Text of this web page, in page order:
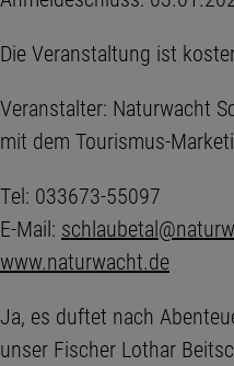
Die Veranstaltung ist
Veranstalter: Naturwacht
mit dem Tourismus-
Tel: 033673-55097
E-Mail:
www.naturwacht.de
Ja, es duftet nach
unser Fischer Lothar